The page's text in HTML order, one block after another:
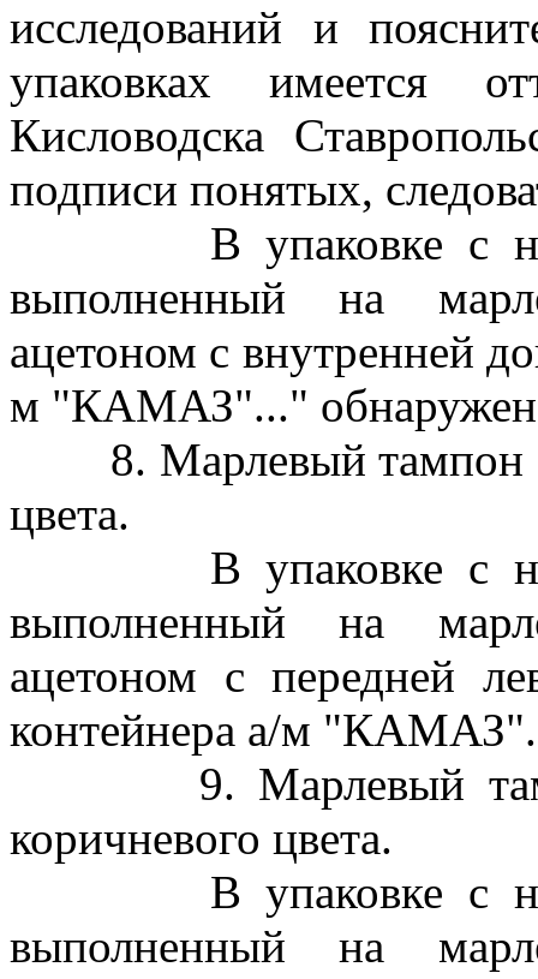
исследований и
упаковках имеется
Кисловодска
подписи понятых,
В упаковке с
выполненный на
ацетоном с внутренней
м "КАМАЗ"..."
8. Марлевый тампон с
цвета.
В упаковке с
выполненный на
ацетоном с передней
контейнера а/м
9. Марлевый
коричневого цвета.
В упаковке с
выполненный на